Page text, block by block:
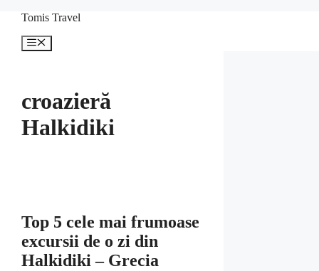
conținut
Tomis Travel
Meniu
croazieră
Halkidiki
Top 5 cele mai frumoase
excursii de o zi din
Halkidiki – Grecia